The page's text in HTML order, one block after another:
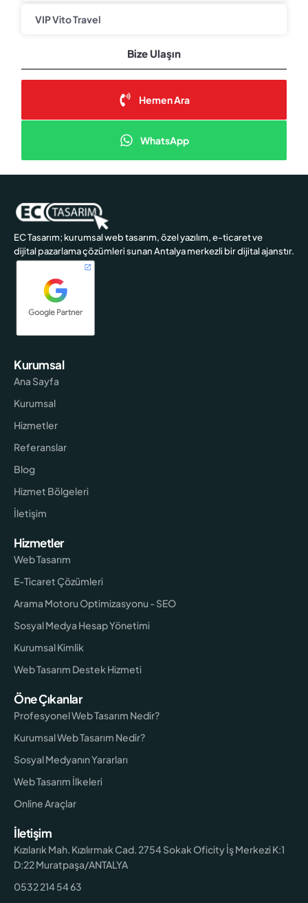
VIP Vito Travel
Bize Ulaşın
Hemen Ara
WhatsApp
EC Tasarım; kurumsal web tasarım, özel yazılım, e-ticaret ve
dijital pazarlama çözümleri sunan Antalya merkezli bir dijital ajanstır.
Kurumsal
Ana Sayfa
Kurumsal
Hizmetler
Referanslar
Blog
Hizmet Bölgeleri
İletişim
Hizmetler
Web Tasarım
E-Ticaret Çözümleri
Arama Motoru Optimizasyonu - SEO
Sosyal Medya Hesap Yönetimi
Kurumsal Kimlik
Web Tasarım Destek Hizmeti
Öne Çıkanlar
Profesyonel Web Tasarım Nedir?
Kurumsal Web Tasarım Nedir?
Sosyal Medyanın Yararları
Web Tasarım İlkeleri
Online Araçlar
İletişim
Kızılarık Mah. Kızılırmak Cad. 2754 Sokak Oficity İş Merkezi K:1
D:22 Muratpaşa/ANTALYA
0532 214 54 63